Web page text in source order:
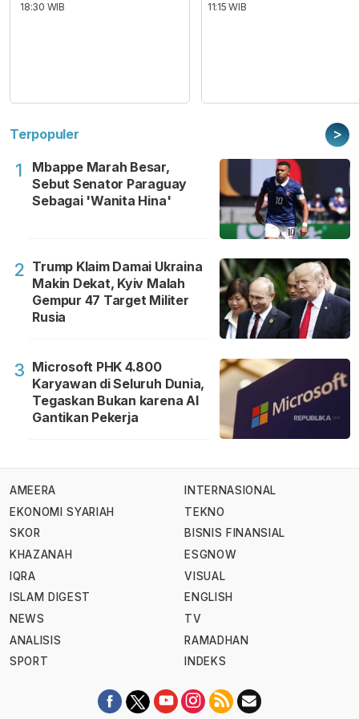
18:30 WIB
11:15 WIB
Terpopuler >
1
Mbappe Marah Besar,
Sebut Senator Paraguay
Sebagai 'Wanita Hina'
2 Trump Klaim Damai Ukraina
Makin Dekat, Kyiv Malah
Gempur 47 Target Militer
Rusia
3 Microsoft PHK 4.800
Karyawan di Seluruh Dunia,
Tegaskan Bukan karena AI
Gantikan Pekerja
AMEERA
EKONOMI SYARIAH
SKOR
KHAZANAH
IQRA
ISLAM DIGEST
NEWS
ANALISIS
SPORT
INTERNASIONAL
TEKNO
BISNIS FINANSIAL
ESGNOW
VISUAL
ENGLISH
TV
RAMADHAN
INDEKS